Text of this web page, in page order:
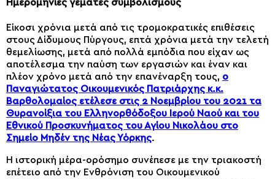
Ημερομηνίες γεμάτες συμβολισμούς
Είκοσι χρόνια μετά από τις τρομοκρατικές επιθέσεις
στους Δίδυμους Πύργους, επτά χρόνια μετά την τελετή
θεμελίωσης, μετά από πολλά εμπόδια που είχαν ως
αποτέλεσμα την παύση των εργασιών και έναν και
πλέον χρόνο μετά από την επανέναρξη τους, ο
Παναγιώτατος Οικουμενικός Πατριάρχης κ.κ.
Βαρθολομαίος ετέλεσε στις 2 Νοεμβρίου του 2021 τα
Θυρανοίξια του Ελληνορθόδοξου Ιερού Ναού και του
Εθνικού Προσκυνήματος του Αγίου Νικολάου στο
Σημείο Μηδέν της Νέας Υόρκης.
Η ιστορική μέρα-ορόσημο συνέπεσε με την τριακοστή
επέτειο από την Ενθρόνιση του Οικουμενικού